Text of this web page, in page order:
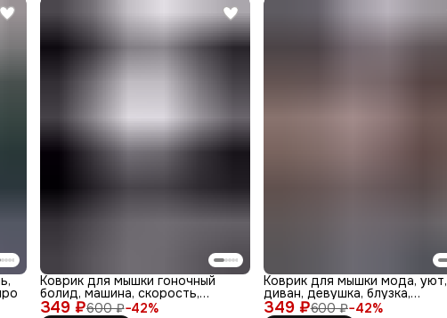
349 ₽600 ₽−42%
Коврик для мышки гоночный
болид, машина, скорость,
вершины,
349 ₽600 ₽−42%
Коврик для мышки мода, уют,
диван, девушка, блузка,
колготки